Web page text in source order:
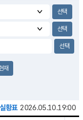
재
황표 2026.05.10.19:00